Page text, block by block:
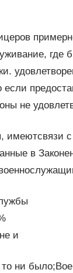
где
не
имеют​связи
в
и​
то ни